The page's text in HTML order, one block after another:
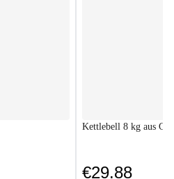
Kettlebell 8 kg aus
€29.88